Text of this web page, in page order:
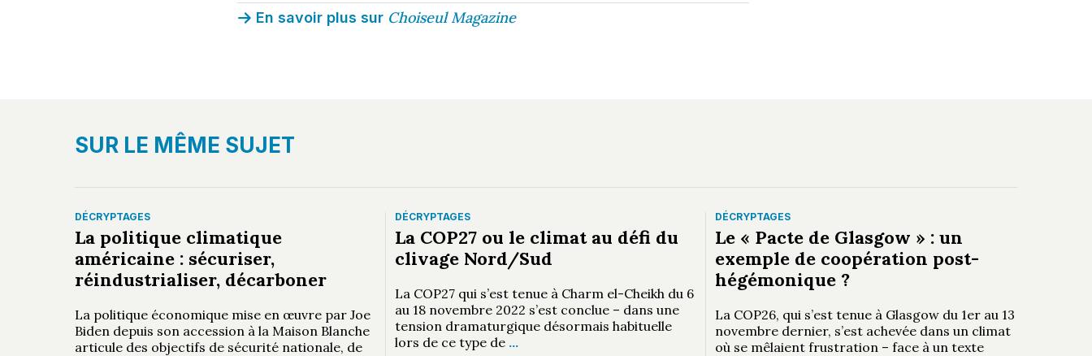
En savoir plus sur Choiseul Magazine
SUR LE MÊME SUJET
DÉCRYPTAGES
La politique climatique
américaine : sécuriser,
réindustrialiser, décarboner
La politique économique mise en œuvre par Joe
Biden depuis son accession à la Maison Blanche
articule des objectifs de sécurité nationale, de
DÉCRYPTAGES
La COP27 ou le climat au défi du
clivage Nord/Sud
La COP27 qui s’est tenue à Charm el-Cheikh du 6
au 18 novembre 2022 s’est conclue – dans une
tension dramaturgique désormais habituelle
lors de ce type de …
DÉCRYPTAGES
Le « Pacte de Glasgow » : un
exemple de coopération post-
hégémonique ?
La COP26, qui s’est tenue à Glasgow du 1er au 13
novembre dernier, s’est achevée dans un climat
où se mêlaient frustration – face à un texte